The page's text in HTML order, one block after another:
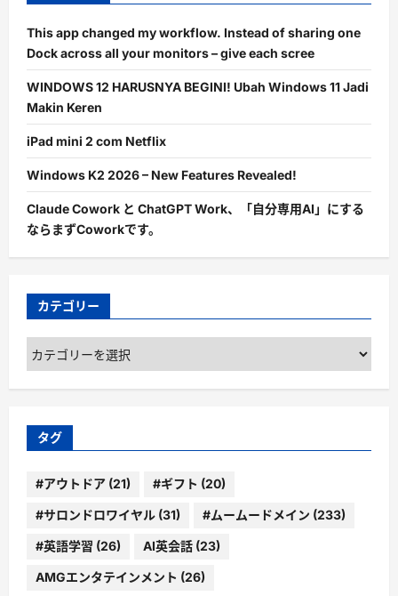
This app changed my workflow. Instead of sharing one
Dock across all your monitors – give each scree
WINDOWS 12 HARUSNYA BEGINI! Ubah Windows 11 Jadi
Makin Keren
iPad mini 2 com Netflix
Windows K2 2026 – New Features Revealed!
Claude Cowork と ChatGPT Work、「自分専用AI」にする
ならまずCoworkです。
カテゴリー
カ
ゴ
ー
タグ
#アウトドア (21) #ギフト (20)
#サロンドロワイヤル (31) #ムームードメイン (233)
#英語学習 (26) AI英会話 (23)
AMGエンタテインメント (26)